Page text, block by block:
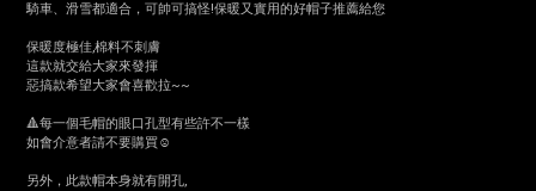
騎車、滑雪都適合，可帥可搞怪!保暖又實用的好帽子推薦給您
保暖度極佳,棉料不刺膚
這款就交給大家來發揮
惡搞款希望大家會喜歡拉~~
🔺每一個毛帽的眼口孔型有些許不一樣
如會介意者請不要購買☺️
另外，此款帽本身就有開孔,